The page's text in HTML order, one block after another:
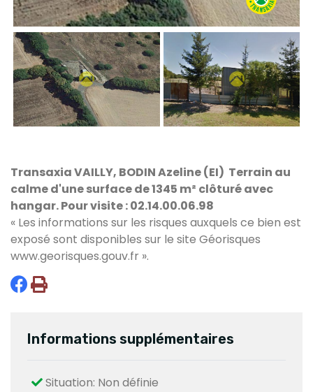
Transaxia VAILLY, BODIN Azeline (EI) Terrain au
calme d'une surface de 1345 m² clôturéavec
hangar. Pour visite : 02.14.00.06.98
« Les informations sur les risques auxquels ce bien est
exposé sont disponibles sur le site Géorisques
www.georisques.gouv.fr ».
Informations supplémentaires
Situation: Non définie